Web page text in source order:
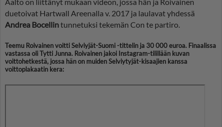
Aalto on liittänyt mukaan videon, jossa hän ja Roivainen
duetoivat Hartwall Areenalla v. 2017 ja laulavat yhdessä
Andrea Bocellintunnetuksi tekemän Con te partiro.
Teemu Roivainen voitti Selviyjät-Suomi -tittelin ja 30 000 euroa. Finaalissa
vastassa oli Tytti Junna. Roivainen jakoi Instagram-tilillään kuvan
voittohetkestä, jossa hän on muiden Selviytyjät-kisaajien kanssa
voittoplakaatin kera: